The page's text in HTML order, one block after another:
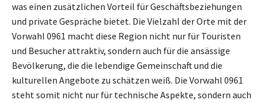
was einen zusätzlichen Vorteil für Geschäftsbeziehungen
und private Gespräche bietet. Die Vielzahl der Orte mit der
Vorwahl 0961 macht diese Region nicht nur für Touristen
und Besucher attraktiv, sondern auch für die ansässige
Bevölkerung, die die lebendige Gemeinschaft und die
kulturellen Angebote zu schätzen weiß. Die Vorwahl 0961
steht somit nicht nur für technische Aspekte, sondern auch